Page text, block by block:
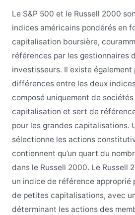
Le S&P 500 et le Russell 2000
indices américains pondérés en
capitalisation boursière,
références par les gestionnaires
investisseurs. Il existe également
différences entre les deux
composé uniquement de
capitalisation et sert de
pour les grandes capitalisations.
sélectionne les actions
contiennent qu’un quart du
dans le Russell 2000. Le Russell
un indice de référence approprié
de petites capitalisations, avec
déterminant les actions des